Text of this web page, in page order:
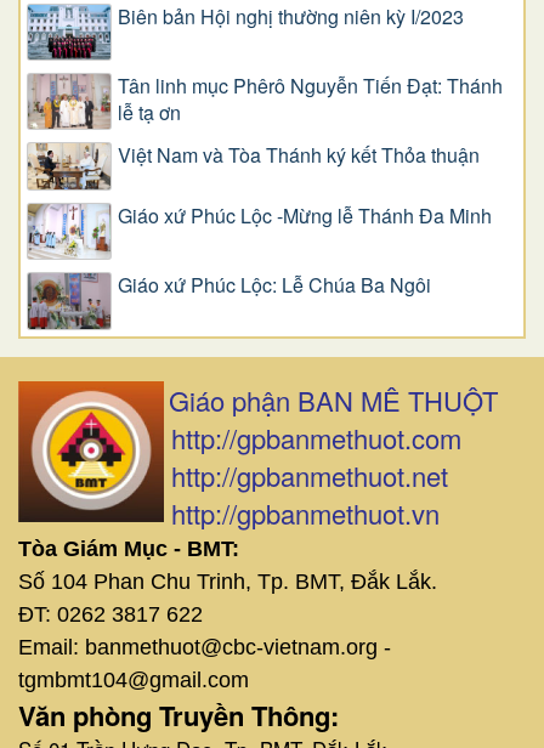
Biên bản Hội nghị thường niên kỳ I/2023
Tân linh mục Phêrô Nguyễn Tiến Đạt: Thánh
lễ tạ ơn
Việt Nam và Tòa Thánh ký kết Thỏa thuận
Giáo xứ Phúc Lộc -Mừng lễ Thánh Đa Minh
Giáo xứ Phúc Lộc: Lễ Chúa Ba Ngôi
Giáo phận BAN MÊ THUỘT
http://gpbanmethuot.com
http://gpbanmethuot.net
http://gpbanmethuot.vn
Tòa Giám Mục - BMT:
Số 104 Phan Chu Trinh, Tp. BMT, Đắk Lắk.
ĐT: 0262 3817 622
Email: banmethuot@cbc-vietnam.org -
tgmbmt104@gmail.com
Văn phòng Truyền Thông: